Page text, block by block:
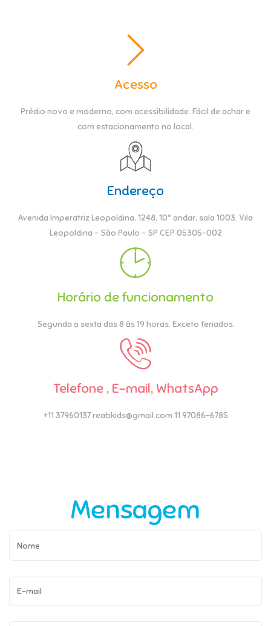
Acesso
Prédio novo e moderno, com acessibilidade. Fácil de achar e
com estacionamento no local.
Endereço
Avenida Imperatriz Leopoldina, 1248, 10º andar, sala 1003. Vila
Leopoldina – São Paulo – SP CEP 05305-002
Horário de funcionamento
Segunda a sexta das 8 às 19 horas. Exceto feriados.
Telefone , E-mail, WhatsApp
+11 37960137 reabkids@gmail.com 11 97086-6785
Mensagem